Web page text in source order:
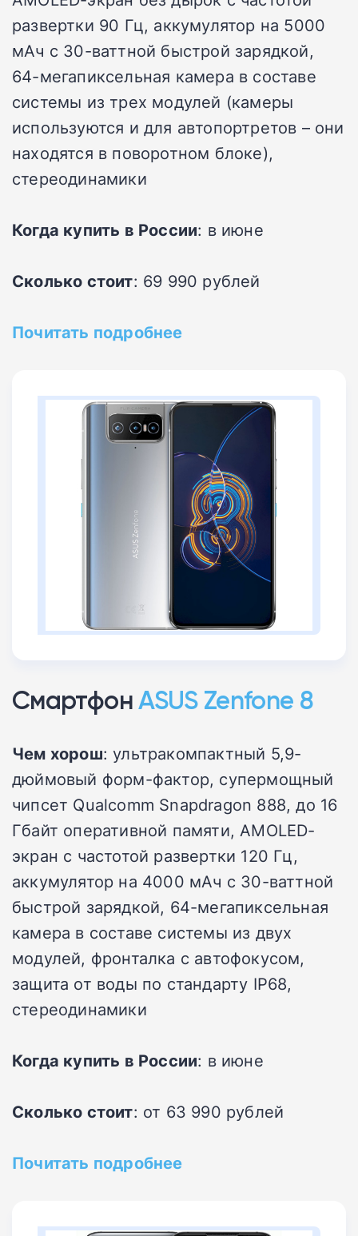
развертки 90 Гц, аккумулятор на 5000
мАч с 30-ваттной быстрой зарядкой,
64-мегапиксельная камера в составе
системы из трех модулей (камеры
используются и для автопортретов – они
находятся в поворотном блоке),
стереодинамики
Когда купить в России: в июне
Сколько стоит: 69 990 рублей
Почитать подробнее
СмартфонASUS Zenfone 8
Чем хорош: ультракомпактный 5,9-
дюймовый форм-фактор, супермощный
чипсет Qualcomm Snapdragon 888, до 16
Гбайт оперативной памяти, AMOLED-
экран с частотой развертки 120 Гц,
аккумулятор на 4000 мАч с 30-ваттной
быстрой зарядкой, 64-мегапиксельная
камера в составе системы из двух
модулей, фронталка с автофокусом,
защита от воды по стандарту IP68,
стереодинамики
Когда купить в России: в июне
Сколько стоит: от 63 990 рублей
Почитать подробнее